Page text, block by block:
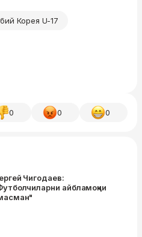
Корея U-17
0 0 0
Чигодаев:
айбламоқчи